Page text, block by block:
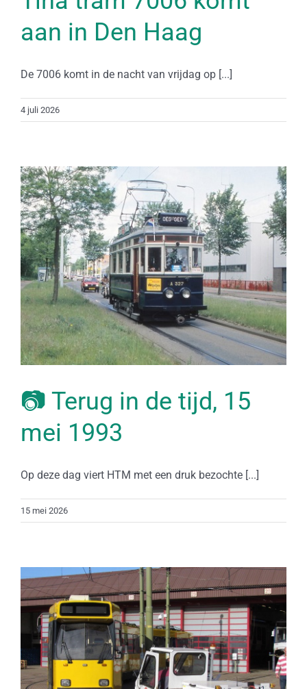
aan in Den Haag
De 7006 komt in de nacht van vrijdag op [...]
4 juli 2026
📷 Terug in de tijd, 15
mei 1993
Op deze dag viert HTM met een druk bezochte [...]
15 mei 2026